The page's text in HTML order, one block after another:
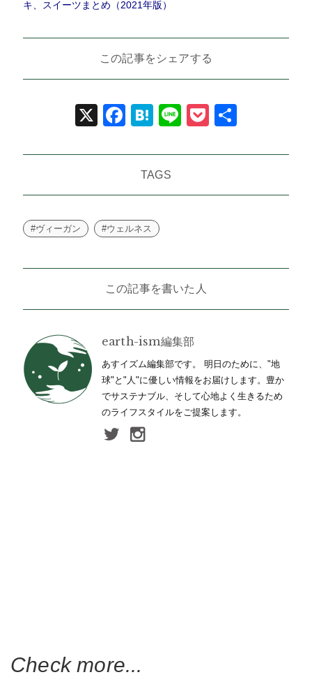
キ、スイーツまとめ（2021年版）
この記事をシェアする
X Facebook
Hatena
LinePocket
TAGS
#ヴィーガン #ウェルネス
この記事を書いた人
earth-ism編集部
あすイズム編集部です。 明日のために、"地
球"と"人"に優しい情報をお届けします。豊か
でサステナブル、そして心地よく生きるため
のライフスタイルをご提案します。
Check more...